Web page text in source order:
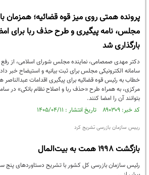
پرونده همتی روی میز قوه قضائیه؛ همزمان
مجلس، نامه پیگیری و طرح حذف ربا برای
بارگذاری شد
دکتر مهدی صمصامی، نماینده مجلس شورای اسلامی، از
سامانه الکترونیکی مجلس برای ثبت بیانیه و استیضاح خبر
خطاب به رئیس قوه قضائیه برای پیگیری اقدامات
مرکزی، به همراه طرح «حذف ربا و اصلاح نظام بانکی» در
بتوانند آن را امضا کنند.
کد خبر: ۸۹۰۳۰۹ تاریخ انتشار : ۱۴۰۵/۰۴/۱۱
رییس سازمان بازرسی تشریح کرد
بازگشت ۱۹۹۸ همت به بیت‌المال
رئیس سازمان بازرسی کل کشور با تشریح دستاوردهای پنج